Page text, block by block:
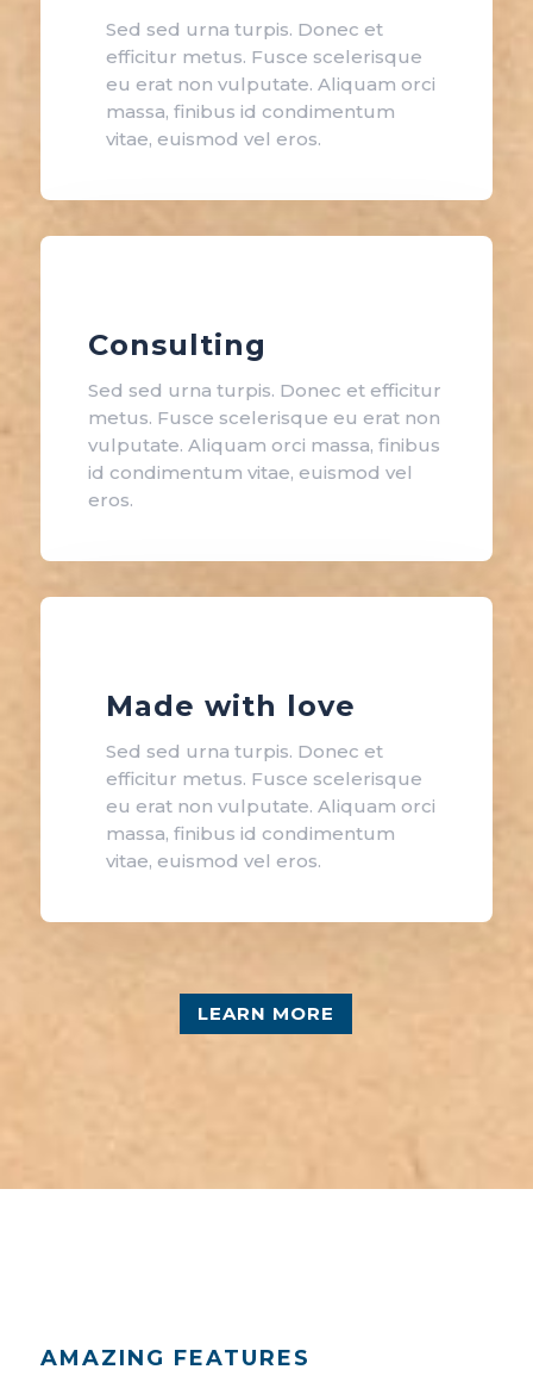
Sed sed urna turpis. Donec et
efficitur metus. Fusce scelerisque
eu erat non vulputate. Aliquam orci
massa, finibus id condimentum
vitae, euismod vel eros.
Consulting
Sed sed urna turpis. Donec et efficitur
metus. Fusce scelerisque eu erat non
vulputate. Aliquam orci massa, finibus
id condimentum vitae, euismod vel
eros.
Made with love
Sed sed urna turpis. Donec et
efficitur metus. Fusce scelerisque
eu erat non vulputate. Aliquam orci
massa, finibus id condimentum
vitae, euismod vel eros.
LEARN MORE
AMAZING FEATURES